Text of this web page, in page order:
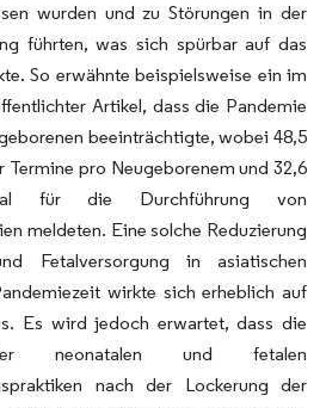
wurden und zu Störungen in der
führten, was sich spürbar auf das
So erwähnte beispielsweise ein im
Artikel, dass die Pandemie
beeinträchtigte, wobei 48,5
Termine pro Neugeborenem und 32,6
für die Durchführung von
meldeten. Eine solche Reduzierung
Fetalversorgung in asiatischen
wirkte sich erheblich auf
Es wird jedoch erwartet, dass die
neonatalen und fetalen
nach der Lockerung der